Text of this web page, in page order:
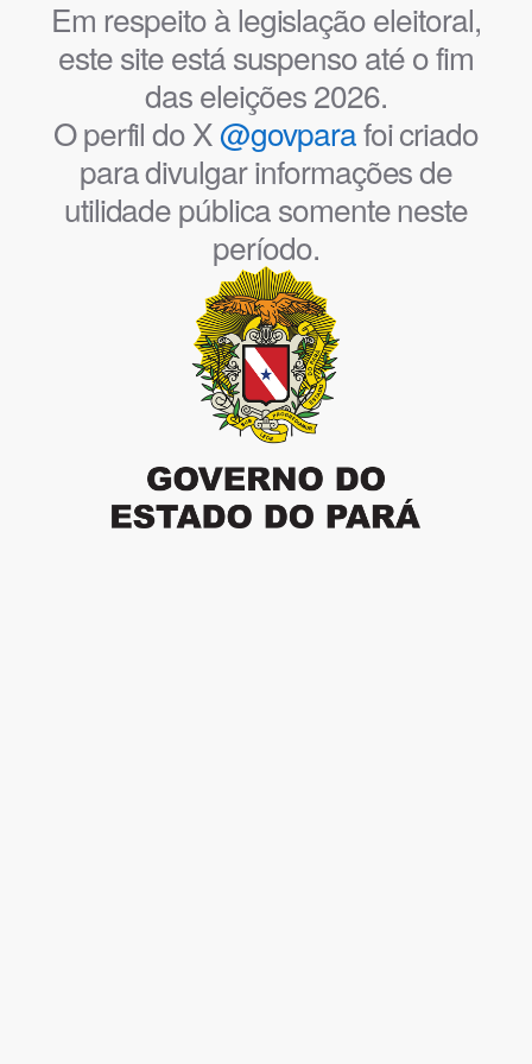
Em respeito à legislação eleitoral,
este site está suspenso até o fim
das eleições 2026.
O perfil do X@govparafoi criado
para divulgar informações de
utilidade pública somente neste
período.